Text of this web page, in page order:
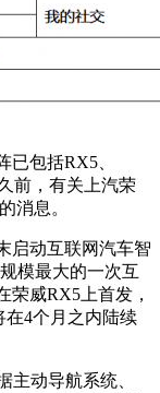
包括RX5、
前，有关上汽荣
消息。
动互联网汽车智
模最大的一次互
荣威RX5上首发，
在4个月之内陆续
动导航系统、